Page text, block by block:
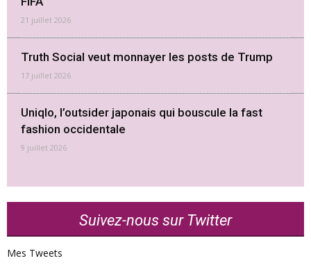
21 juillet 2026
Truth Social veut monnayer les posts de Trump
17 juillet 2026
Uniqlo, l’outsider japonais qui bouscule la fast
fashion occidentale
9 juillet 2026
Suivez-nous sur Twitter
Mes Tweets